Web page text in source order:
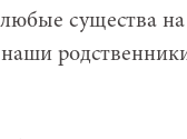
существа
наши